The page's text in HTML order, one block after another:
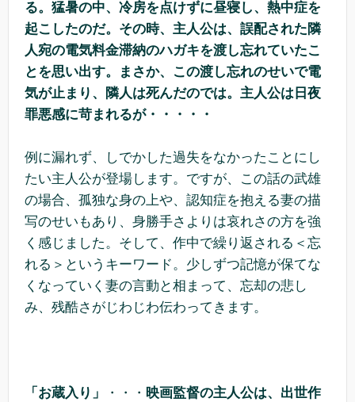
る。猛暑の中、冷房を点けずに昼寝し、熱中症を
起こしたのだ。その時、主人公は、誤配された隣
人宛の電気料金滞納のハガキを渡し忘れていたこ
とを思い出す。まさか、この渡し忘れのせいで電
気が止まり、隣人は死んだのでは。主人公は日夜
罪悪感に苛まれるが・・・・・
例に漏れず、しでかした過失をなかったことにし
たい主人公が登場します。ですが、この話の武雄
の場合、孤独な身の上や、認知症を抱える妻の描
写のせいもあり、身勝手さよりは哀れさの方を強
く感じました。そして、作中で繰り返される＜忘
れる＞というキーワード。少しずつ記憶が保てな
くなっていく妻の言動と相まって、忘却の悲し
み、残酷さがじわじわ伝わってきます。
「お蔵入り」 ・・・ 映画監督の主人公は、出世作